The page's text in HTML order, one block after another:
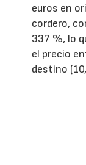
euros en
cordero,
337 %, lo
el precio
destino